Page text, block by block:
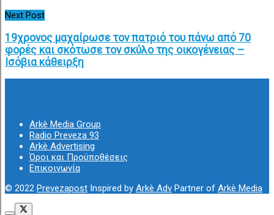
Next Post
19χρονος μαχαίρωσε τον πατριό του πάνω από 70
φορές και σκότωσε τον σκύλο της οικογένειας –
Ισόβια κάθειρξη
Arkè Media Group
Radio Preveza 93
Arkè Advertising
Όροι και Προϋποθέσεις
Επικοινωνία
© 2022 Prevezapost Inspired by Arkè Adv Partner of Arkè Media